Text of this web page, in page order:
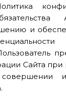
и
Сайта при